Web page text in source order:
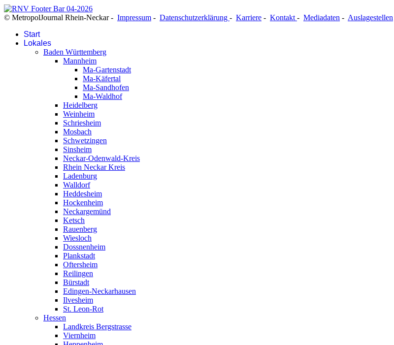
© MetropolJournal Rhein-Neckar - Impressum - Datenschutzerklärung - Karriere - Kontakt - Mediadaten - Auslagestellen
Start
Lokales
Baden Württemberg
Mannheim
Ma-Gartenstadt
Ma-Käfertal
Ma-Sandhofen
Ma-Waldhof
Heidelberg
Weinheim
Schriesheim
Mosbach
Schwetzingen
Sinsheim
Neckar-Odenwald-Kreis
Rhein Neckar Kreis
Ladenburg
Walldorf
Heddesheim
Hockenheim
Neckargemünd
Ketsch
Rauenberg
Wiesloch
Dossnenheim
Plankstadt
Oftersheim
Reilingen
Bürstadt
Edingen-Neckarhausen
Ilvesheim
St. Leon-Rot
Hessen
Landkreis Bergstrasse
Viernheim